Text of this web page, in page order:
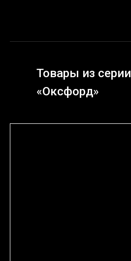
Товары из серии
«Оксфорд»